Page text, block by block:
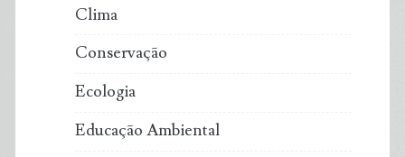
Clima
Conservação
Ecologia
Educação Ambiental